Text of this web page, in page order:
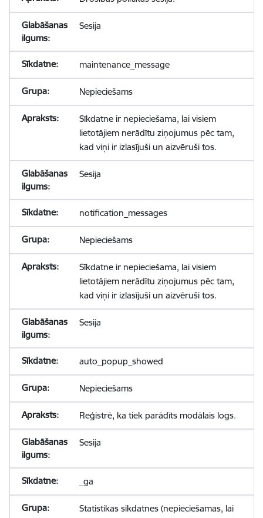
Sesija
maintenance_message
Nepieciešams
Sīkdatne ir nepieciešama, lai visiem
lietotājiem nerādītu ziņojumus pēc tam,
kad viņi ir izlasījuši un aizvēruši tos.
Sesija
notification_messages
Nepieciešams
Sīkdatne ir nepieciešama, lai visiem
lietotājiem nerādītu ziņojumus pēc tam,
kad viņi ir izlasījuši un aizvēruši tos.
Sesija
auto_popup_showed
Nepieciešams
Reģistrē, ka tiek parādīts modālais logs.
Sesija
_ga
Statistikas sīkdatnes (nepieciešamas, lai